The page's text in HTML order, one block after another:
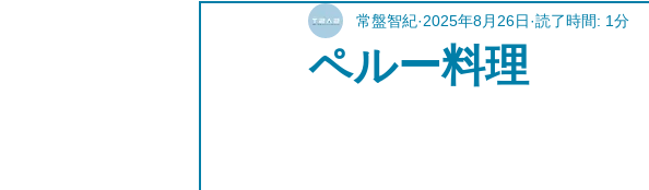
ペルー料理
常盤智紀 2025年8月26日 読了時間: 1分